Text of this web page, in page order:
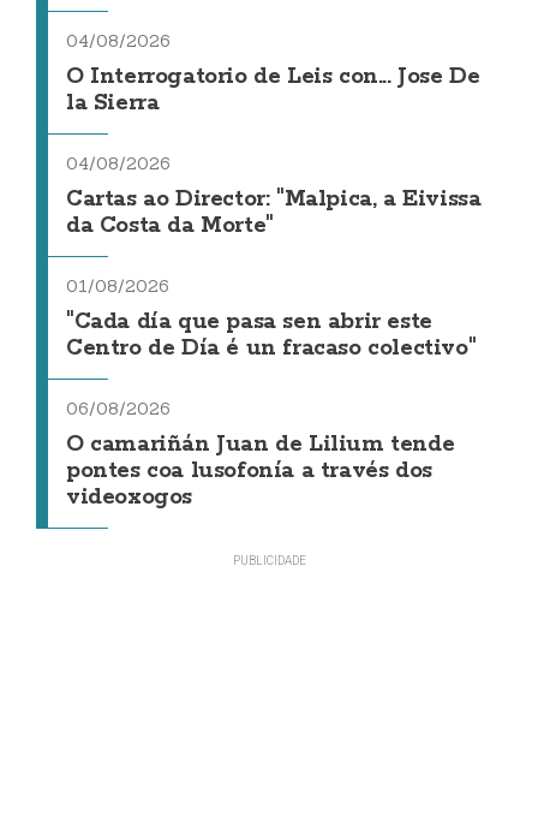
04/08/2026
O Interrogatorio de Leis con... Jose De
la Sierra
04/08/2026
Cartas ao Director: "Malpica, a Eivissa
da Costa da Morte"
01/08/2026
"Cada día que pasa sen abrir este
Centro de Día é un fracaso colectivo"
06/08/2026
O camariñán Juan de Lilium tende
pontes coa lusofonía a través dos
videoxogos